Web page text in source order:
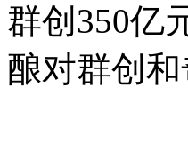
群创350亿
酿对群创